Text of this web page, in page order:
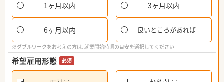
1ヶ月以内 3ヶ月以内
6ヶ月以内 良いところがあれば
※ダブルワークをお考えの方は、就業開始時期の目安を選択してください
希望雇用形態 必須